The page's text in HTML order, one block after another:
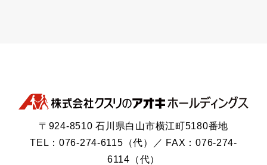
〒924-8510 石川県白山市横江町5180番地
TEL：076-274-6115（代）／ FAX：076-274-
6114（代）